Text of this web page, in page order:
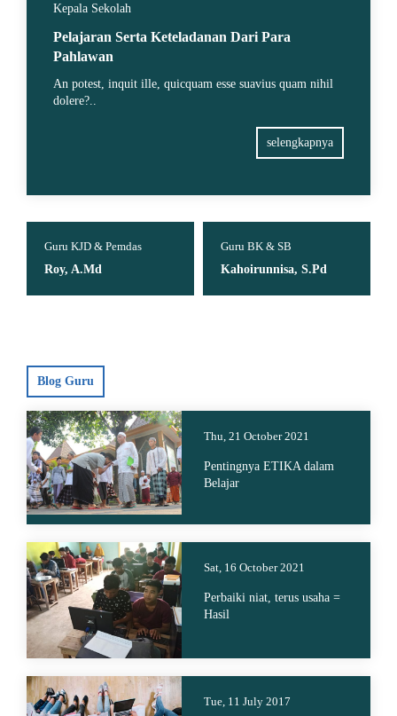
Kepala Sekolah
Pelajaran Serta Keteladanan Dari Para
Pahlawan
An potest, inquit ille, quicquam esse suavius quam nihil
dolere?..
selengkapnya
Guru BK & SB
Kahoirunnisa, S.Pd
Guru Matematika
Suryawati, S.Pd
Blog Guru
Thu, 21 October 2021
Pentingnya ETIKA dalam
Belajar
Sat, 16 October 2021
Perbaiki niat, terus usaha =
Hasil
Tue, 11 July 2017